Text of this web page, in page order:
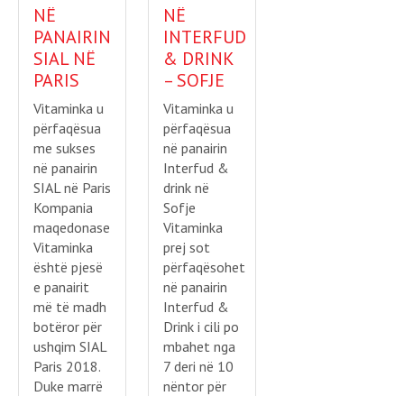
NË
PANAIRIN
SIAL NË
PARIS
Vitaminka u
përfaqësua
me sukses
në panairin
SIAL në Paris
Kompania
maqedonase
Vitaminka
është pjesë
e panairit
më të madh
botëror për
ushqim SIAL
Paris 2018.
Duke marrë
NË
INTERFUD
& DRINK
– SOFJE
Vitaminka u
përfaqësua
në panairin
Interfud &
drink në
Sofje
Vitaminka
prej sot
përfaqësohet
në panairin
Interfud &
Drink i cili po
mbahet nga
7 deri në 10
nëntor për